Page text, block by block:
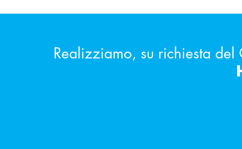
Realizziamo, su richiesta